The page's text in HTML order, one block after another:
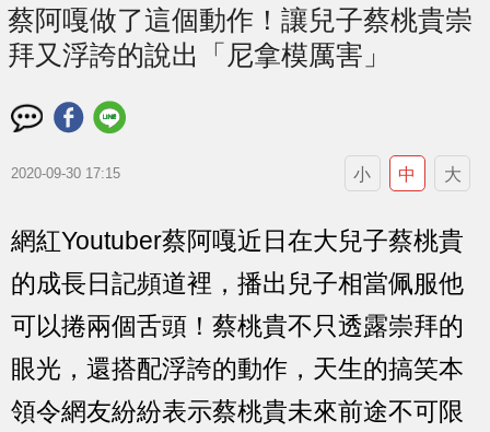
蔡阿嘎做了這個動作！讓兒子蔡桃貴崇
拜又浮誇的說出「尼拿模厲害」
2020-09-30 17:15 小 中 大
網紅Youtuber蔡阿嘎近日在大兒子蔡桃貴
的成長日記頻道裡，播出兒子相當佩服他
可以捲兩個舌頭！蔡桃貴不只透露崇拜的
眼光，還搭配浮誇的動作，天生的搞笑本
領令網友紛紛表示蔡桃貴未來前途不可限